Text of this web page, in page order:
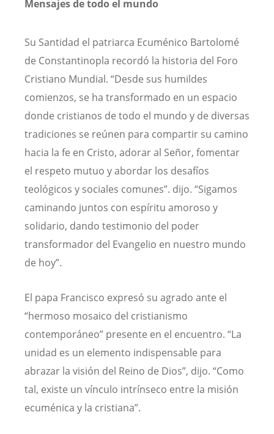
Mensajes de todo el mundo
Su Santidad el patriarca Ecuménico Bartolomé
de Constantinopla recordó la historia del Foro
Cristiano Mundial. “Desde sus humildes
comienzos, se ha transformado en un espacio
donde cristianos de todo el mundo y de diversas
tradiciones se reúnen para compartir su camino
hacia la fe en Cristo, adorar al Señor, fomentar
el respeto mutuo y abordar los desafíos
teológicos y sociales comunes”. dijo. “Sigamos
caminando juntos con espíritu amoroso y
solidario, dando testimonio del poder
transformador del Evangelio en nuestro mundo
de hoy”.
El papa Francisco expresó su agrado ante el
“hermoso mosaico del cristianismo
contemporáneo” presente en el encuentro. “La
unidad es un elemento indispensable para
abrazar la visión del Reino de Dios”, dijo. “Como
tal, existe un vínculo intrínseco entre la misión
ecuménica y la cristiana”.